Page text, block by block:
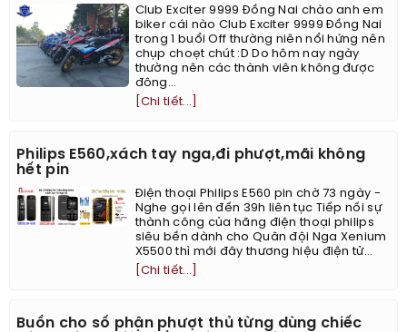
Club Exciter 9999 Đồng Nai chào anh em
biker cái nào Club Exciter 9999 Đồng Nai
trong 1 buổi Off thường niên nổi hứng nên
chụp choẹt chút :D Do hôm nay ngày
thường nên các thành viên không được
đông...
[Chi tiết...]
Philips E560,xách tay nga,đi phượt,mãi không
hết pin
Điện thoại Philips E560 pin chờ 73 ngày -
Nghe gọi lên đến 39h liên tục Tiếp nối sự
thành công của hãng điện thoại philips
siêu bền dành cho Quân đội Nga Xenium
X5500 thì mới đây thương hiệu điện tử...
[Chi tiết...]
Buồn cho số phận phượt thủ từng dùng chiếc